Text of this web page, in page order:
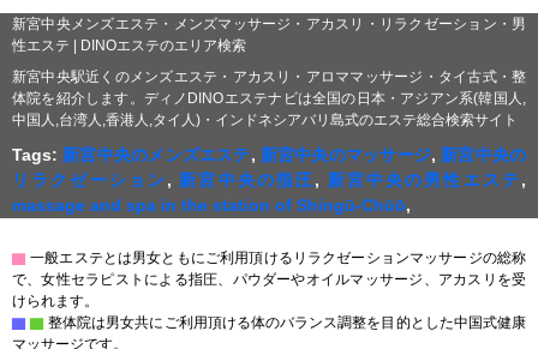
新宮中央メンズエステ・メンズマッサージ・アカスリ・リラクゼーション・男
性エステ | DINOエステのエリア検索
新宮中央駅近くのメンズエステ・アカスリ・アロママッサージ・タイ古式・整
体院を紹介します。ディノDINOエステナビは全国の日本・アジアン系(韓国人,
中国人,台湾人,香港人,タイ人)・インドネシアバリ島式のエステ総合検索サイト
Tags:新宮中央のメンズエステ, 新宮中央のマッサージ,新宮中央の
リラクゼーション,新宮中央の指圧, 新宮中央の男性エステ,
massage and spa in the station of Shingū-Chūō,
▇ 一般エステとは男女ともにご利用頂けるリラクゼーションマッサージの総称
で、女性セラピストによる指圧、パウダーやオイルマッサージ、アカスリを受
けられます。
▇ ▇ 整体院は男女共にご利用頂ける体のバランス調整を目的とした中国式健康
マッサージです。